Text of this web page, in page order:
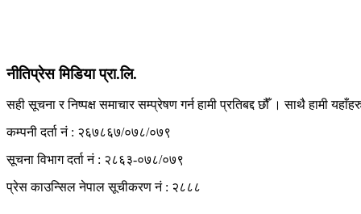
नीतिप्रेस मिडिया प्रा.लि.
सही सूचना र निष्पक्ष समाचार सम्प्रेषण गर्न हामी प्रतिबद्द छौँ । साथै हामी
कम्पनी दर्ता नं : २६७८६७/०७८/०७९
सूचना विभाग दर्ता नं : २८६३-०७८/०७९
प्रेस काउन्सिल नेपाल सूचीकरण नं : २८८८